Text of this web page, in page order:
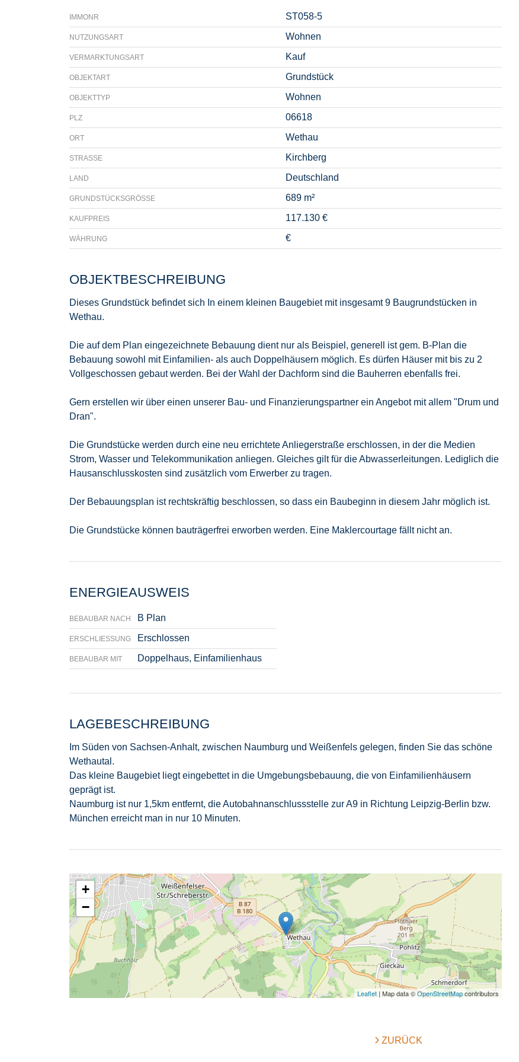
IMMONR ST058-5
NUTZUNGSART Wohnen
VERMARKTUNGSART Kauf
OBJEKTART Grundstück
OBJEKTTYP Wohnen
PLZ 06618
ORT Wethau
STRASSE Kirchberg
LAND Deutschland
GRUNDSTÜCKSGRÖSSE 689 m²
KAUFPREIS 117.130 €
WÄHRUNG €
OBJEKTBESCHREIBUNG
Dieses Grundstück befindet sich In einem kleinen Baugebiet mit insgesamt 9 Baugrundstücken in
Wethau.
Die auf dem Plan eingezeichnete Bebauung dient nur als Beispiel, generell ist gem. B-Plan die
Bebauung sowohl mit Einfamilien- als auch Doppelhäusern möglich. Es dürfen Häuser mit bis zu 2
Vollgeschossen gebaut werden. Bei der Wahl der Dachform sind die Bauherren ebenfalls frei.
Gern erstellen wir über einen unserer Bau- und Finanzierungspartner ein Angebot mit allem "Drum und
Dran".
Die Grundstücke werden durch eine neu errichtete Anliegerstraße erschlossen, in der die Medien
Strom, Wasser und Telekommunikation anliegen. Gleiches gilt für die Abwasserleitungen. Lediglich die
Hausanschlusskosten sind zusätzlich vom Erwerber zu tragen.
Der Bebauungsplan ist rechtskräftig beschlossen, so dass ein Baubeginn in diesem Jahr möglich ist.
Die Grundstücke können bauträgerfrei erworben werden. Eine Maklercourtage fällt nicht an.
ENERGIEAUSWEIS
BEBAUBAR NACH B Plan
ERSCHLIESSUNG Erschlossen
BEBAUBAR MIT Doppelhaus, Einfamilienhaus
LAGEBESCHREIBUNG
Im Süden von Sachsen-Anhalt, zwischen Naumburg und Weißenfels gelegen, finden Sie das schöne
Wethautal.
Das kleine Baugebiet liegt eingebettet in die Umgebungsbebauung, die von Einfamilienhäusern
geprägt ist.
Naumburg ist nur 1,5km entfernt, die Autobahnanschlussstelle zur A9 in Richtung Leipzig-Berlin bzw.
München erreicht man in nur 10 Minuten.
+
−
Leaflet | Map data ©OpenStreetMapcontributors
ZURÜCK